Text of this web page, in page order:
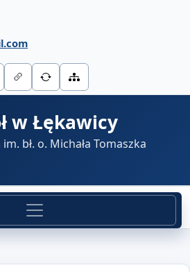
w Łękawicy
bł. o. Michała Tomaszka